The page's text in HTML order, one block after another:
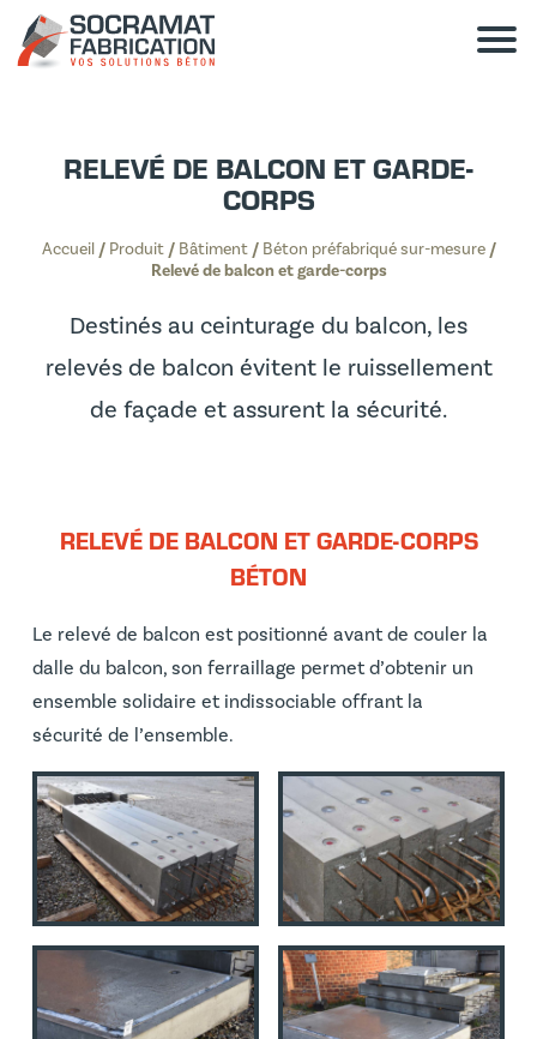
RELEVÉ DE BALCON ET GARDE-
CORPS
Accueil/ Produit/ Bâtiment/ Béton préfabriqué sur-mesure/
Relevé de balcon et garde-corps
Destinés au ceinturage du balcon, les
relevés de balcon évitent le ruissellement
de façade et assurent la sécurité.
RELEVÉ DE BALCON ET GARDE-CORPS
BÉTON
Le relevé de balcon est positionné avant de couler la
dalle du balcon, son ferraillage permet d’obtenir un
ensemble solidaire et indissociable offrant la
sécurité de l’ensemble.